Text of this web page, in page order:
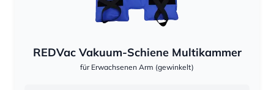
REDVac Vakuum-Schiene Multikammer
für Erwachsenen Arm (gewinkelt)